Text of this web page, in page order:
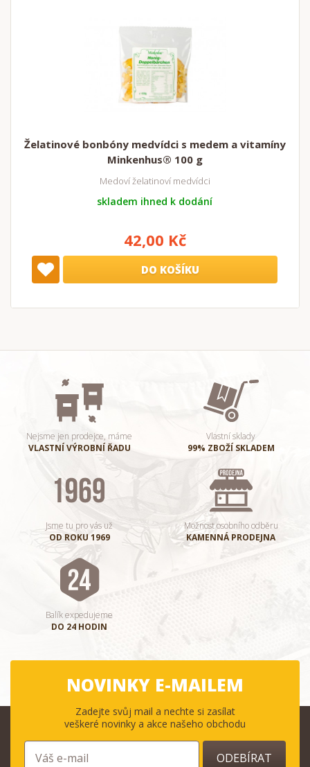
Želatinové bonbóny medvídci s medem a vitamíny
Minkenhus® 100 g
Medoví želatinoví medvídci
skladem ihned k dodání
42,00 Kč
DO KOŠÍKU
Nejsme jen prodejce, máme
VLASTNÍ VÝROBNÍ ŘADU
Vlastní sklady
99% ZBOŽÍ SKLADEM
Jsme tu pro vás už
OD ROKU 1969
Možnost osobního odběru
KAMENNÁ PRODEJNA
Balík expedujeme
DO 24 HODIN
NOVINKY E-MAILEM
Zadejte svůj mail a nechte si zasílat
veškeré novinky a akce našeho obchodu
ODEBÍRAT